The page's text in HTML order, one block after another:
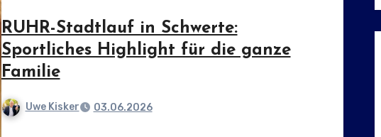
RUHR-Stadtlauf in Schwerte:
Sportliches Highlight für die ganze
Familie
Uwe Kisker 03.06.2026